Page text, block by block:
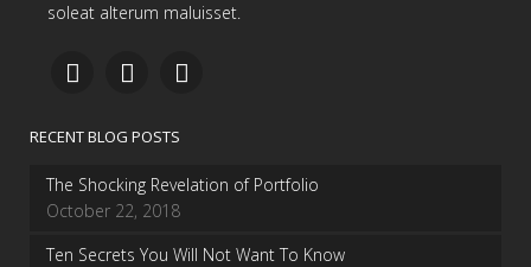
soleat alterum maluisset.
RECENT BLOG POSTS
The Shocking Revelation of Portfolio
October 22, 2018
Ten Secrets You Will Not Want To Know